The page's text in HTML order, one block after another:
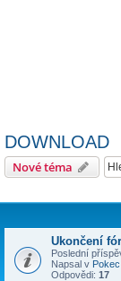
DOWNLOAD
Nové téma
Ukončení
Poslední
Napsal v Pokec
Odpovědi: 17